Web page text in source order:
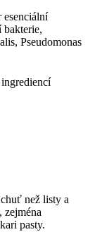
esenciální
Pseudomonas
než listy a
zejména
pasty.